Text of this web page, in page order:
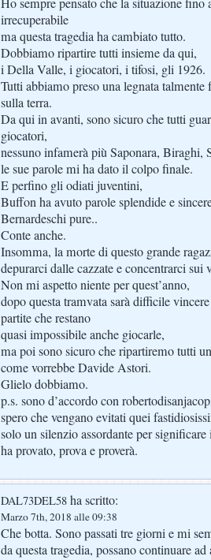
irrecuperabile
ma questa tragedia ha cambiato tutto.
Dobbiamo ripartire tutti insieme da qui,
i Della Valle, i giocatori, i tifosi, gli 1926.
Tutti abbiamo preso una legnata
sulla terra.
Da qui in avanti, sono sicuro che tutti
giocatori,
nessuno infamerà più Saponara, Biraghi,
le sue parole mi ha dato il colpo finale.
E perfino gli odiati juventini,
Buffon ha avuto parole splendide e
Bernardeschi pure..
Conte anche.
Insomma, la morte di questo grande
depurarci dalle cazzate e concentrarci sui
Non mi aspetto niente per quest’anno,
dopo questa tramvata sarà difficile
partite che restano
quasi impossibile anche giocarle,
ma poi sono sicuro che ripartiremo tutti
come vorrebbe Davide Astori.
Glielo dobbiamo.
p.s. sono d’accordo con
spero che vengano evitati quei
solo un silenzio assordante per
ha provato, prova e proverà.
DAL73DEL58 ha scritto:
Marzo 7th, 2018 alle 09:38
Che botta. Sono passati tre giorni e mi
da questa tragedia, possano continuare